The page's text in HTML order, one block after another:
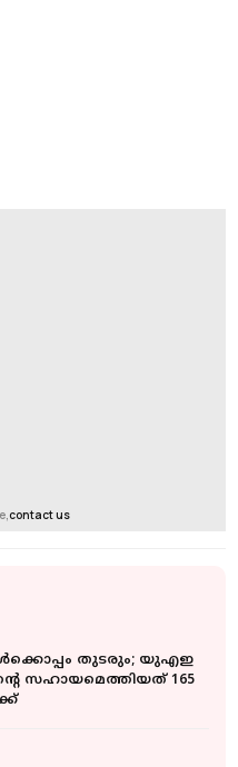
contact us
തുടരും; യുഎഇ
സഹായമെത്തിയത് 165